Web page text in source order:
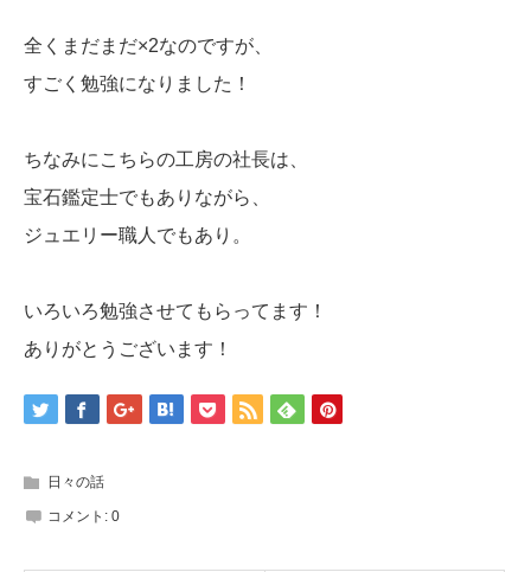
全くまだまだ×2なのですが、
すごく勉強になりました！
ちなみにこちらの工房の社長は、
宝石鑑定士でもありながら、
ジュエリー職人でもあり。
いろいろ勉強させてもらってます！
ありがとうございます！
日々の話
コメント: 0